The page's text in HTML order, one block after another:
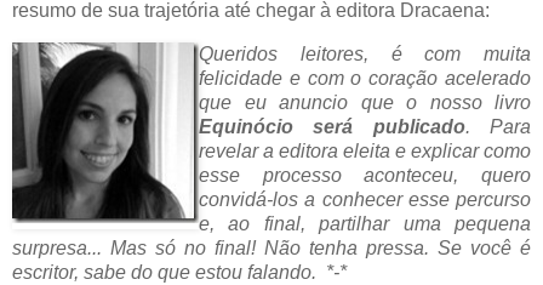
resumo de sua trajetória até chegar à editora Dracaena:
Queridos leitores, é com muita
felicidade e com o coração acelerado
que eu anuncio que o nosso livro
Equinócio será publicado. Para
revelar a editora eleita e explicar como
esse processo aconteceu, quero
convidá-los a conhecer esse percurso
e, ao final, partilhar uma pequena
surpresa... Mas só no final! Não tenha pressa. Se você é
escritor, sabe do que estou falando. *-*